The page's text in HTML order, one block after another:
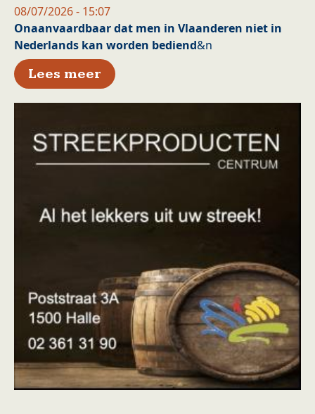
08/07/2026 - 15:07
Onaanvaardbaar dat men in Vlaanderen niet in
Nederlands kan worden bediend&n
Lees meer over Vlaams Belang wil